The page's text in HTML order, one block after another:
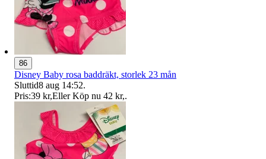
86
Disney Baby rosa baddräkt, storlek 23 mån
Sluttid8 aug 14:52.
Pris:39 kr,Eller Köp nu 42 kr,.